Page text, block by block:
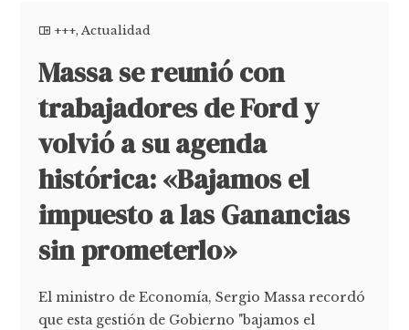
+++,Actualidad
Massa se reunió con
trabajadores de Ford y
volvió a su agenda
histórica: «Bajamos el
impuesto a las Ganancias
sin prometerlo»
El ministro de Economía, Sergio Massa recordó
que esta gestión de Gobierno "bajamos el